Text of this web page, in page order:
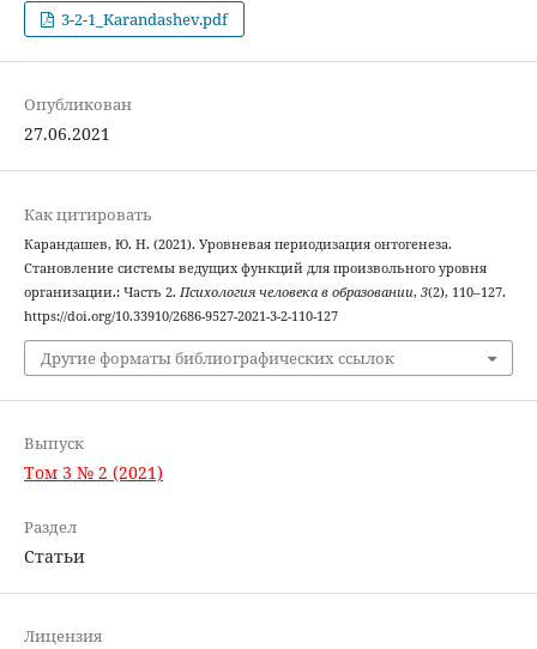
3-2-1_Karandashev.pdf
Опубликован
27.06.2021
Как цитировать
Карандашев, Ю. Н. (2021). Уровневая периодизация онтогенеза.
Становление системы ведущих функций для произвольного уровня
организации.: Часть 2. Психология человека в образовании, 3(2), 110–127.
https://doi.org/10.33910/2686-9527-2021-3-2-110-127
Другие форматы библиографических ссылок
Выпуск
Том 3 № 2 (2021)
Раздел
Статьи
Лицензия